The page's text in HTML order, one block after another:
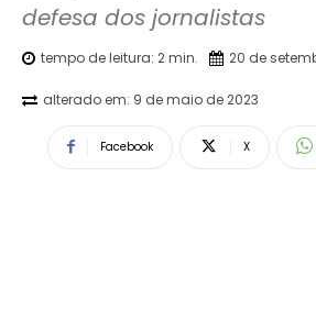
defesa dos jornalistas
tempo de leitura: 2min. 20 de
alterado em: 9 de maio de 2023
Facebook X